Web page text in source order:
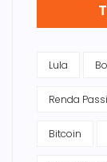
Lula
Renda
Bitcoin